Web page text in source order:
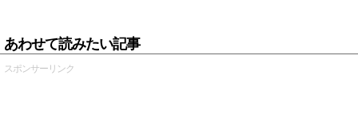
あわせて読みたい記事
スポンサーリンク